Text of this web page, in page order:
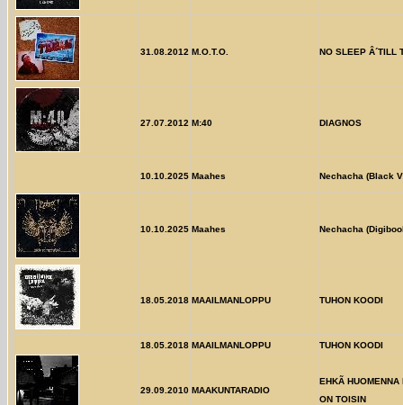
31.08.2012 M.O.T.O. NO SLEEP Â´TILL
27.07.2012 M:40 DIAGNOS
10.10.2025 Maahes Nechacha (Black
10.10.2025 Maahes Nechacha
18.05.2018 MAAILMANLOPPU TUHON KOODI
18.05.2018 MAAILMANLOPPU TUHON KOODI
29.09.2010 MAAKUNTARADIO
EHKÃ
ON TOISIN